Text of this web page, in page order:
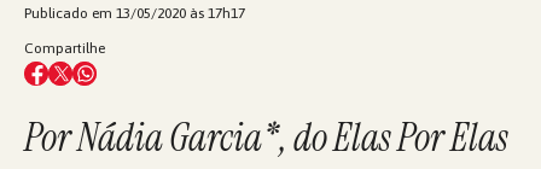
Publicado em 13/05/2020 às 17h17
Compartilhe
Por Nádia Garcia*, do Elas Por Elas